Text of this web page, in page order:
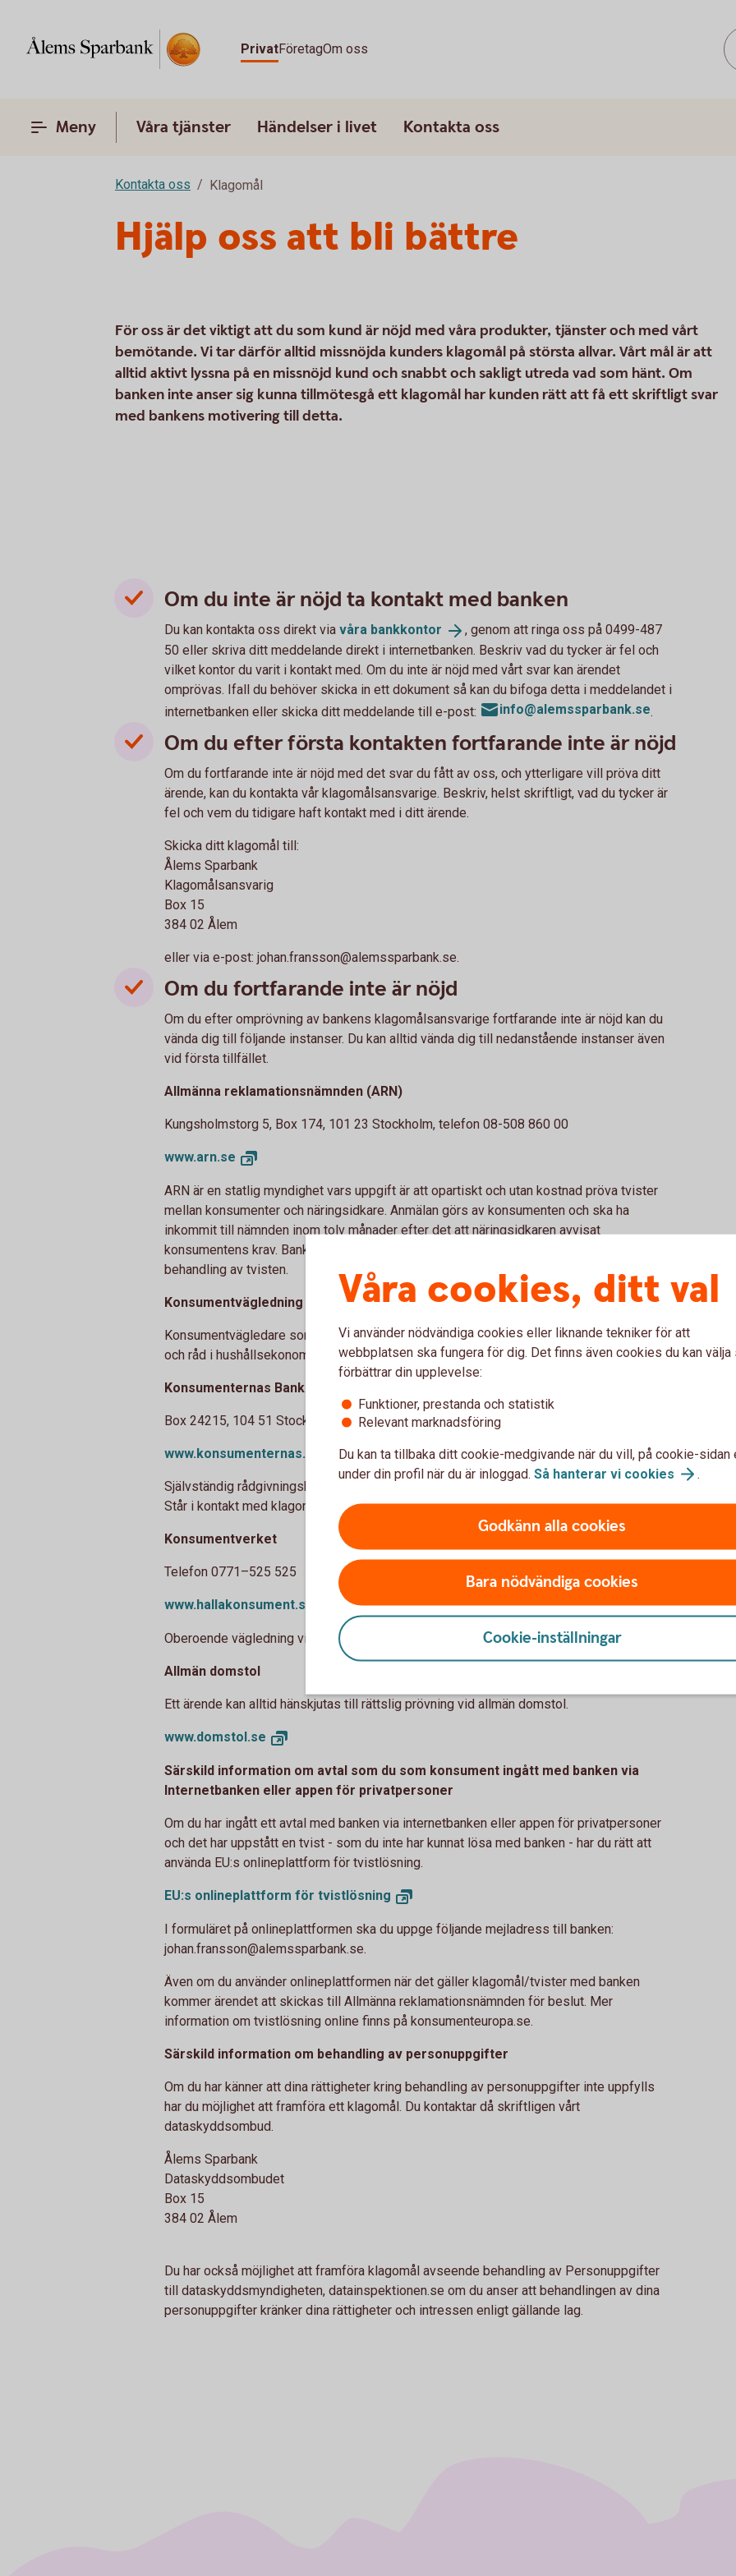
PrivatFöretagOm oss
Meny Våra tjänster Händelser i livet Kontakta oss
Kontakta oss Klagomål
Hjälp oss att bli bättre
För oss är det viktigt att du som kund är nöjd med våra produkter, tjänster och med vårt
bemötande. Vi tar därför alltid missnöjda kunders klagomål på största allvar. Vårt mål är att
alltid aktivt lyssna på en missnöjd kund och snabbt och sakligt utreda vad som hänt. Om
banken inte anser sig kunna tillmötesgå ett klagomål har kunden rätt att få ett skriftligt svar
med bankens motivering till detta.
Om du inte är nöjd ta kontakt med banken
Du kan kontakta oss direkt via våra bankkontor
, genom att ringa oss på 0499-487
50 eller skriva ditt meddelande direkt i internetbanken. Beskriv vad du tycker är fel och
vilket kontor du varit i kontakt med. Om du inte är nöjd med vårt svar kan ärendet
omprövas. Ifall du behöver skicka in ett dokument så kan du bifoga detta i meddelandet i
internetbanken eller skicka ditt meddelande till e-post:
info@alemssparbank.se.
Om du efter första kontakten fortfarande inte är nöjd
Om du fortfarande inte är nöjd med det svar du fått av oss, och ytterligare vill pröva ditt
ärende, kan du kontakta vår klagomålsansvarige. Beskriv, helst skriftligt, vad du tycker är
fel och vem du tidigare haft kontakt med i ditt ärende.
Skicka ditt klagomål till:
Ålems Sparbank
Klagomålsansvarig
Box 15
384 02 Ålem
eller via e-post: johan.fransson@alemssparbank.se.
Om du fortfarande inte är nöjd
Om du efter omprövning av bankens klagomålsansvarige fortfarande inte är nöjd kan du
vända dig till följande instanser. Du kan alltid vända dig till nedanstående instanser även
vid första tillfället.
Allmänna reklamationsnämnden (ARN)
Kungsholmstorg 5, Box 174, 101 23 Stockholm, telefon 08-508 860 00
www.arn.se
ARN är en statlig myndighet vars uppgift är att opartiskt och utan kostnad pröva tvister
mellan konsumenter och näringsidkare. Anmälan görs av konsumenten och ska ha
inkommit till nämnden inom tolv månader efter det att näringsidkaren avvisat
konsumentens krav. Banken åtar sig att medverka i Allmänna reklamationsnämndens
behandling av tvisten.
Konsumentvägledning
Konsumentvägledare som finns i flertalet kommuner, lämnar kostnadsfritt information
och råd i hushållsekonomiska och juridiska frågor.
Konsumenternas Bank- och finansbyrå
Box 24215, 104 51 Stockholm, telefon 0200-22 58 00
www.konsumenternas.
Självständig rådgivningsbyrå, lämnar kostnadsfritt vägledning bank- och finansfrågor.
Står i kontakt med klagomålsansvariga i banker och värdepappersinstitut.
Konsumentverket
Telefon 0771–525 525
www.hallakonsument.se
Oberoende vägledning via Konsumentverket.
Allmän domstol
Ett ärende kan alltid hänskjutas till rättslig prövning vid allmän domstol.
www.domstol.se
Särskild information om avtal som du som konsument ingått med banken via
Internetbanken eller appen för privatpersoner
Om du har ingått ett avtal med banken via internetbanken eller appen för privatpersoner
och det har uppstått en tvist - som du inte har kunnat lösa med banken - har du rätt att
använda EU:s onlineplattform för tvistlösning.
EU:s onlineplattform för tvistlösning
I formuläret på onlineplattformen ska du uppge följande mejladress till banken:
johan.fransson@alemssparbank.se.
Även om du använder onlineplattformen när det gäller klagomål/tvister med banken
kommer ärendet att skickas till Allmänna reklamationsnämnden för beslut. Mer
information om tvistlösning online finns på konsumenteuropa.se.
Särskild information om behandling av personuppgifter
Om du har känner att dina rättigheter kring behandling av personuppgifter inte uppfylls
har du möjlighet att framföra ett klagomål. Du kontaktar då skriftligen vårt
dataskyddsombud.
Ålems Sparbank
Dataskyddsombudet
Box 15
384 02 Ålem
Du har också möjlighet att framföra klagomål avseende behandling av Personuppgifter
till dataskyddsmyndigheten, datainspektionen.se om du anser att behandlingen av dina
personuppgifter kränker dina rättigheter och intressen enligt gällande lag.
Våra cookies, ditt val
Vi använder nödvändiga cookies eller liknande tekniker för att
webbplatsen ska fungera för dig. Det finns även cookies du kan välja
förbättrar din upplevelse:
Funktioner, prestanda och statistik
Relevant marknadsföring
Du kan ta tillbaka ditt cookie-medgivande när du vill, på cookie-sidan
under din profil när du är inloggad. Så hanterar vi cookies .
Godkänn alla cookies
Bara nödvändiga cookies
Cookie-inställningar